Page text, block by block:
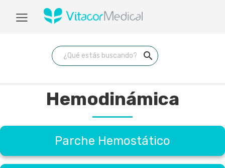
search
Hemodinámica
Parche Hemostático